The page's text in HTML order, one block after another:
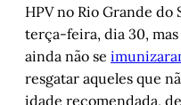
HPV no Rio Grande
terça-feira, dia 30, mas
ainda não se
resgatar aqueles que
idade recomendada,